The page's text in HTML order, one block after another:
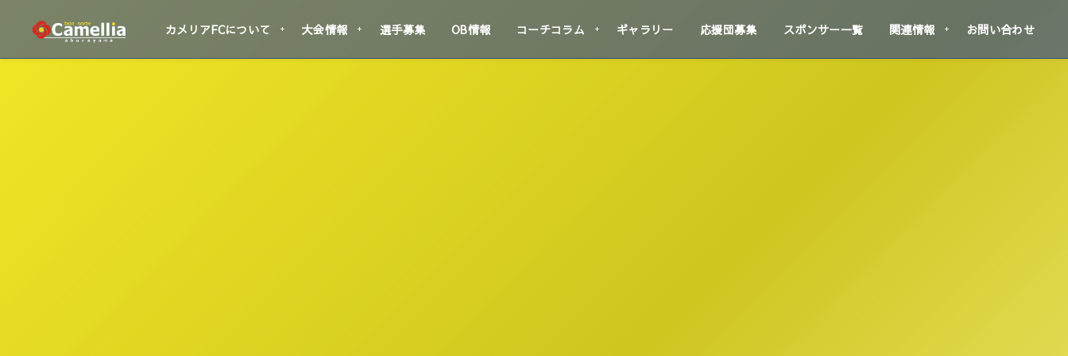
カメリアFCについて 大会情報 選手募集 OB情報 コーチコラム ギャラリー 応援団募集 スポンサー一覧 関連情報 お問い合わせ